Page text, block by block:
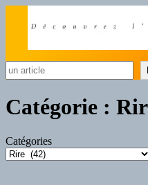
Catégorie :
Catégories